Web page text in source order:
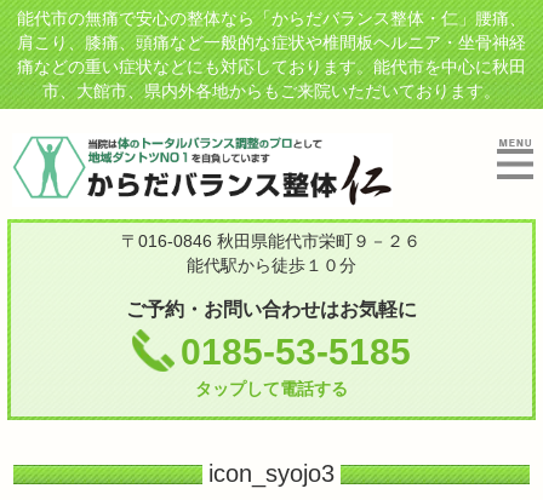
能代市の無痛で安心の整体なら「からだバランス整体・仁」腰痛、
肩こり、膝痛、頭痛など一般的な症状や椎間板ヘルニア・坐骨神経
痛などの重い症状などにも対応しております。能代市を中心に秋田
市、大館市、県内外各地からもご来院いただいております。
〒016-0846 秋田県能代市栄町９－２６
能代駅から徒歩１０分
ご予約・お問い合わせはお気軽に
0185-53-5185
タップして電話する
icon_syojo3